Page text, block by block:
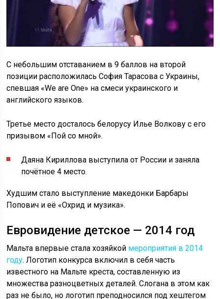
С небольшим отставанием в 9 баллов на второй
позиции расположилась София Тарасова с Украины,
спевшая «We are One» на смеси украинского и
английского языков.
Третье место досталось белорусу Илье Волкову с его
призывом «Пой со мной».
Даяна Кириллова выступила от России и заняла
почётное 4 место.
Худшим стало выступление македонки Барбары
Попович и её «Охрид и музика».
Евровидение детское — 2014 год
Мальта впервые стала хозяйкой мероприятия в 2014
году. Логотип конкурса включил в себя часть
известного на Мальте креста, составленную из
множества разноцветных деталей. Слогана в этом как
раз не было, но логотип преподносился под хештегом